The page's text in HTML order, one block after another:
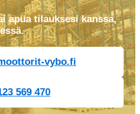
apua tilauksesi kanssa,
vybo.fi
569 470